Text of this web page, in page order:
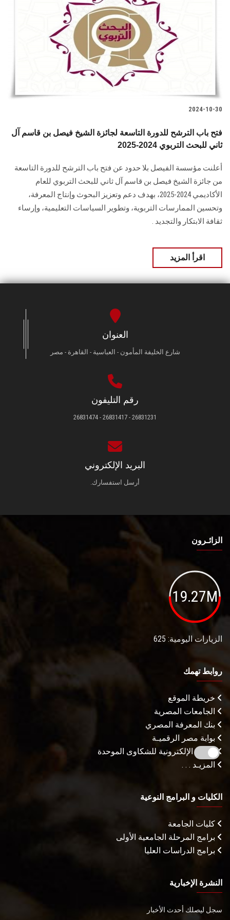
الخريجين
سجل الان
2024-10-30
فتح باب الترشح للدورة التاسعة لجائزة الشيخ فيصل بن قاسم آل
ثاني للبحث التربوي 2024-2025
أعلنت مؤسسة الفيصل بلا حدود عن فتح باب الترشح للدورة التاسعة
من جائزة الشيخ فيصل بن ‏قاسم آل ثاني للبحث التربوي للعام
الأكاديمي 2024-2025، بهدف دعم وتعزيز البحوث وإنتاج ‏المعرفة،
وتحسين الممارسات التربوية، وتطوير السياسات التعليمية، وإرساء
ثقافة الابتكار ‏والتجديد ‎.‎
اقرأ المزيد
العنوان
شارع الخليفة المأمون - العباسية - القاهرة - مصر
رقم التليفون
26831231 - 26831417 - 26831474
البريد الإلكتروني
أرسل استفسارك.
الزائـرون
19.27M
الزيارات اليومية: 625
روابط تهمك
خريطة الموقع
الجامعات المصرية
بنك المعرفة المصري
بوابة مصر الرقميـة
البوابة الإلكترونية للشكاوى الموحدة
المزيـد . . .
الكليات و البرامج النوعية
كليات الجامعة
برامج المرحلة الجامعية الأولى
برامج الدراسات العليا
النشرة الإخبارية
سجل ليصلك أحدث الأخبار